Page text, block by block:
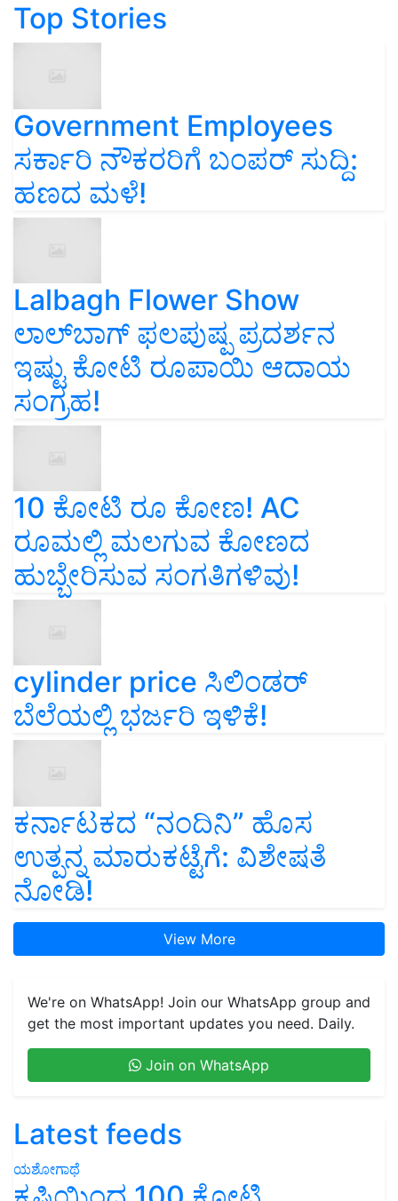
Top Stories
Government Employees
ಸರ್ಕಾರಿ ನೌಕರರಿಗೆ ಬಂಪರ್‌ ಸುದ್ದಿ:
ಹಣದ ಮಳೆ!
Lalbagh Flower Show
ಲಾಲ್‌ಬಾಗ್ ಫಲಪುಷ್ಪ ಪ್ರದರ್ಶನ
ಇಷ್ಟು ಕೋಟಿ ರೂಪಾಯಿ ಆದಾಯ
ಸಂಗ್ರಹ!
10 ಕೋಟಿ ರೂ ಕೋಣ! AC
ರೂಮಲ್ಲಿ ಮಲಗುವ ಕೋಣದ
ಹುಬ್ಬೇರಿಸುವ ಸಂಗತಿಗಳಿವು!
cylinder price ಸಿಲಿಂಡರ್‌
ಬೆಲೆಯಲ್ಲಿ ಭರ್ಜರಿ ಇಳಿಕೆ!
ಕರ್ನಾಟಕದ “ನಂದಿನಿ” ಹೊಸ
ಉತ್ಪನ್ನ ಮಾರುಕಟ್ಟೆಗೆ: ವಿಶೇಷತೆ
ನೋಡಿ!
View More
We're on WhatsApp! Join our WhatsApp group and
get the most important updates you need. Daily.
Join on WhatsApp
Latest feeds
ಯಶೋಗಾಥೆ